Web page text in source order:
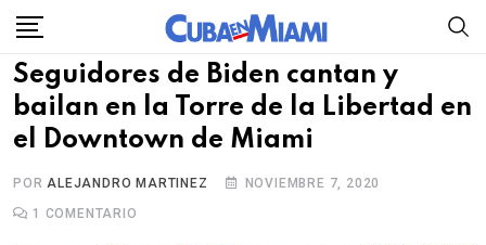
Skip
content
Seguidores de Biden cantan y
bailan en la Torre de la Libertad en
el Downtown de Miami
PORALEJANDRO MARTINEZ
NOVIEMBRE 7, 2020
1
COMENTARIO